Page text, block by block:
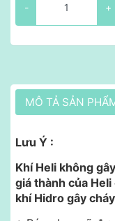
- +
MÔ TẢ SẢN
Lưu Ý :
Khí Heli không
giá thành của
khí Hidro gây